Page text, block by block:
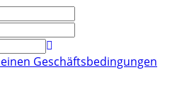
Geschäftsbedingungen